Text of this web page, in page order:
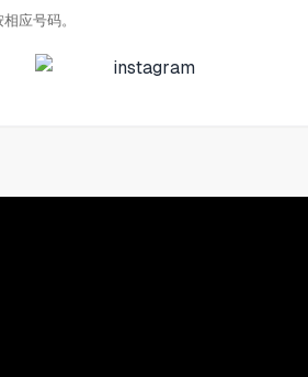
应号码。